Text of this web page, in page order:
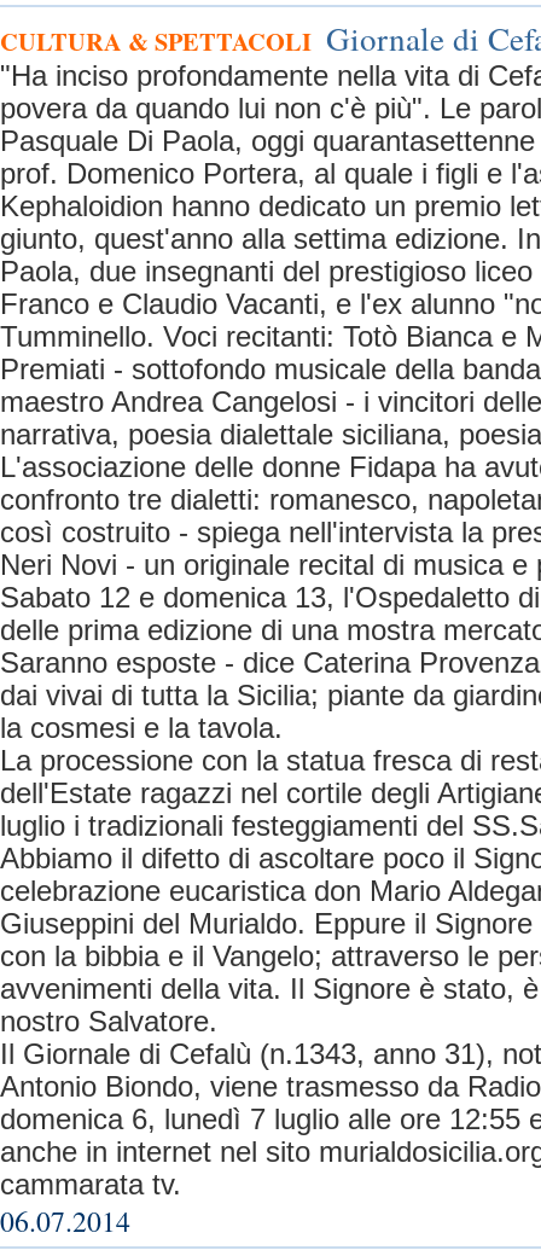
CULTURA & SPETTACOLI Giornale di
"Ha inciso profondamente nella vita di
povera da quando lui non c'è più". Le
Pasquale Di Paola, oggi
prof. Domenico Portera, al quale i figli e
Kephaloidion hanno dedicato un premio
giunto, quest'anno alla settima edizione.
Paola, due insegnanti del prestigioso
Franco e Claudio Vacanti, e l'ex alunno
Tumminello. Voci recitanti: Totò Bianca e
Premiati - sottofondo musicale della
maestro Andrea Cangelosi - i vincitori
narrativa, poesia dialettale siciliana,
L'associazione delle donne Fidapa ha
confronto tre dialetti: romanesco,
così costruito - spiega nell'intervista la
Neri Novi - un originale recital di musica e
Sabato 12 e domenica 13, l'Ospedaletto
delle prima edizione di una mostra
Saranno esposte - dice Caterina
dai vivai di tutta la Sicilia; piante da
la cosmesi e la tavola.
La processione con la statua fresca di
dell'Estate ragazzi nel cortile degli
luglio i tradizionali festeggiamenti del
Abbiamo il difetto di ascoltare poco il
celebrazione eucaristica don Mario
Giuseppini del Murialdo. Eppure il
con la bibbia e il Vangelo; attraverso le
avvenimenti della vita. Il Signore è stato,
nostro Salvatore.
Il Giornale di Cefalù (n.1343, anno 31),
Antonio Biondo, viene trasmesso da
domenica 6, lunedì 7 luglio alle ore 12:55
anche in internet nel sito
cammarata tv.
06.07.2014